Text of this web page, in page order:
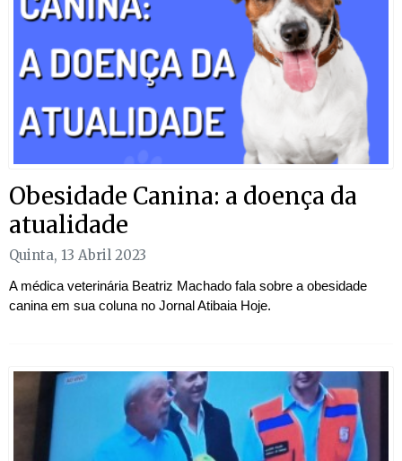
Obesidade Canina: a doença da
atualidade
Quinta, 13 Abril 2023
A médica veterinária Beatriz Machado fala sobre a obesidade
canina em sua coluna no Jornal Atibaia Hoje.